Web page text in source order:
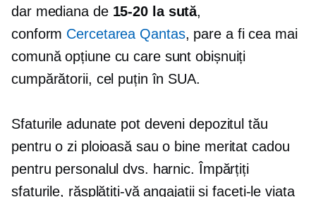
dar mediana de 15-20 la sută,
conform Cercetarea Qantas, pare a fi cea mai
comună opțiune cu care sunt obișnuiți
cumpărătorii, cel puțin în SUA.
Sfaturile adunate pot deveni depozitul tău
pentru o zi ploioasă sau o bine meritat cadou
pentru personalul dvs. harnic. Împărțiți
sfaturile, răsplătiți-vă angajații și faceți-le viața